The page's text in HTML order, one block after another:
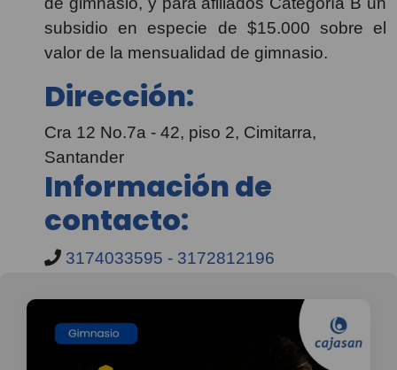
subsidio en especie de $15.000 sobre el
valor de la mensualidad de gimnasio.
Dirección:
Cra 12 No.7a - 42, piso 2, Cimitarra,
Santander
Información de
contacto:
3174033595 - 3172812196